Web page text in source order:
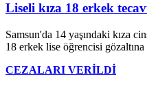
Liseli kıza 18 erkek
Samsun'da 14 yaşındaki kıza
18 erkek lise öğrencisi gözaltına
CEZALARI VERİLDİ